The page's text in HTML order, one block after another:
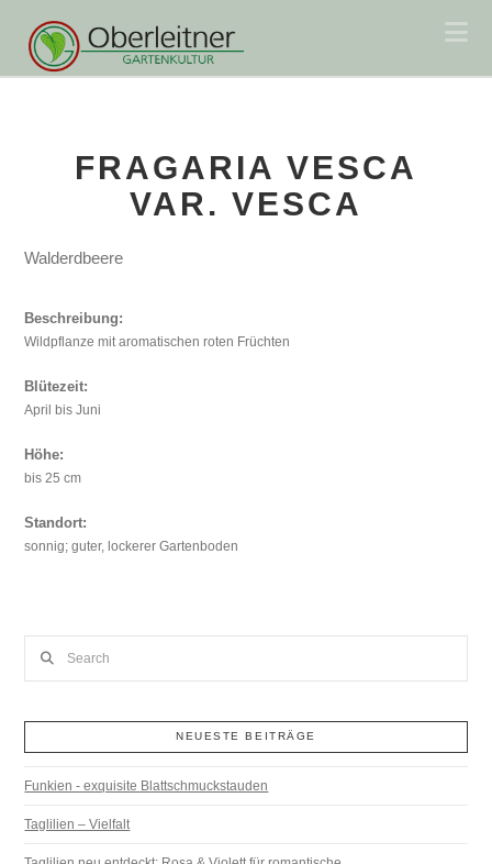
FRAGARIA VESCA
VAR. VESCA
Walderdbeere
Beschreibung:
Wildpflanze mit aromatischen roten Früchten
Blütezeit:
April bis Juni
Höhe:
bis 25 cm
Standort:
sonnig; guter, lockerer Gartenboden
NEUESTE BEITRÄGE
Funkien - exquisite Blattschmuckstauden
Taglilien – Vielfalt